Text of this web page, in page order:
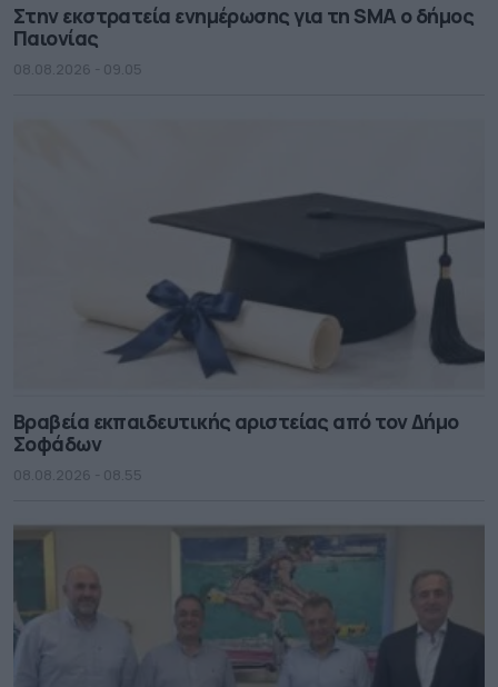
Στην εκστρατεία ενημέρωσης για τη SMA ο δήμος
Παιονίας
08.08.2026 - 09.05
Βραβεία εκπαιδευτικής αριστείας από τον Δήμο
Σοφάδων
08.08.2026 - 08.55